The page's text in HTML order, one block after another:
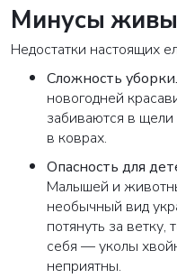
Минусы
Недостатки настоящих
Сложность уборки.
новогодней
забиваются в
в коврах.
Опасность для
Малышей и
необычный вид
потянуть за ветку,
себя — уколы
неприятны.